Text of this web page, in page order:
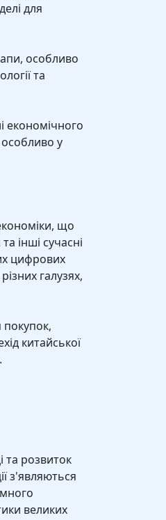
для
особливо
та
економічного
у
що
інші сучасні
цифрових
галузях,
покупок,
китайської
розвиток
з'являються
великих